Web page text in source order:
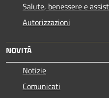
Salute, benessere e
Autorizzazioni
NOVITÀ
Notizie
Comunicati